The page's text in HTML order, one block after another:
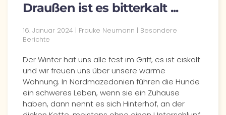
Draußen ist es bitterkalt ...
16. Januar 2024 | Frauke Neumann | Besondere
Berichte
Der Winter hat uns alle fest im Griff, es ist eiskalt
und wir freuen uns über unsere warme
Wohnung. In Nordmazedonien führen die Hunde
ein schweres Leben, wenn sie ein Zuhause
haben, dann nennt es sich Hinterhof, an der